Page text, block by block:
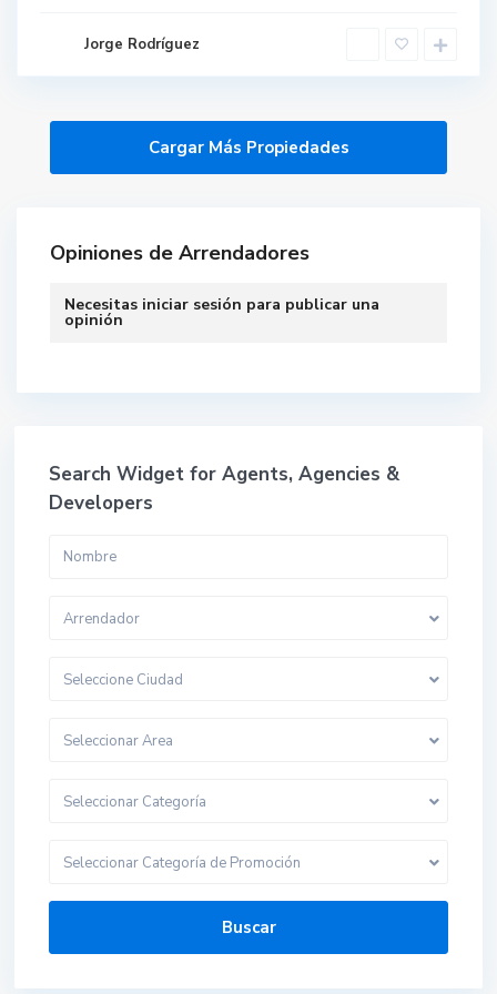
Jorge Rodríguez
Opiniones de Arrendadores
Necesitas iniciar sesión para publicar una
opinión
Search Widget for Agents, Agencies &
Developers
Arrendador
Seleccione Ciudad
Seleccionar Area
Seleccionar Categoría
Seleccionar Categoría de Promoción
Buscar